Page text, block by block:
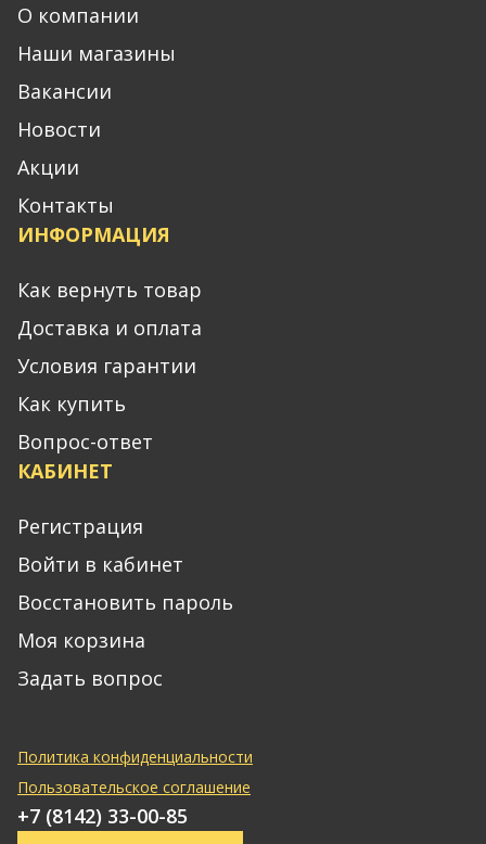
О компании
Наши магазины
Вакансии
Новости
Акции
Контакты
ИНФОРМАЦИЯ
Как вернуть товар
Доставка и оплата
Условия гарантии
Как купить
Вопрос-ответ
КАБИНЕТ
Регистрация
Войти в кабинет
Восстановить пароль
Моя корзина
Задать вопрос
Политика конфиденциальности
Пользовательское соглашение
+7 (8142) 33-00-85